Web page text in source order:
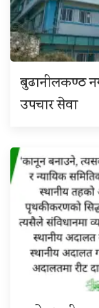
बुढानीलकण्ठ
उपचार सेवा